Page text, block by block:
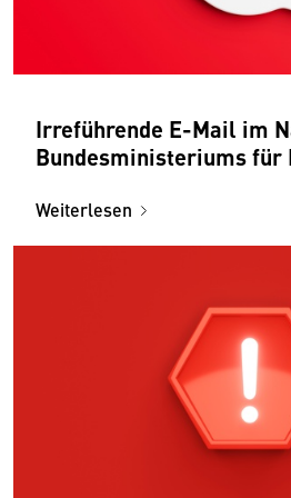
Irreführende E-Mail im
Bundesministeriums für
Weiterlesen